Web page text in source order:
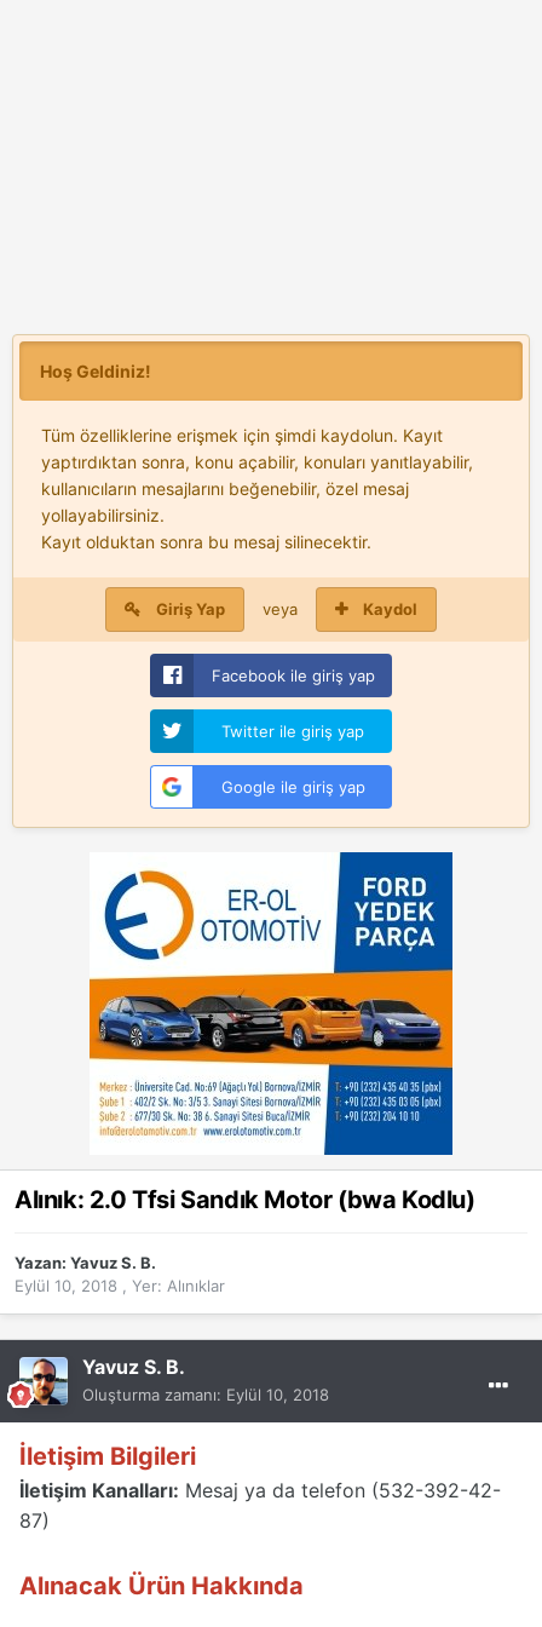
Hoş Geldiniz!
Tüm özelliklerine erişmek için şimdi kaydolun. Kayıt
yaptırdıktan sonra, konu açabilir, konuları yanıtlayabilir,
kullanıcıların mesajlarını beğenebilir, özel mesaj
yollayabilirsiniz.
Kayıt olduktan sonra bu mesaj silinecektir.
Giriş Yap veya Kaydol
Facebook ile giriş yap
Twitter ile giriş yap
Google ile giriş yap
Alınık: 2.0 Tfsi Sandık Motor (bwa Kodlu)
Yazan: Yavuz S. B.
Eylül 10, 2018 , Yer: Alınıklar
Yavuz S. B.
Oluşturma zamanı: Eylül 10, 2018
İletişim Bilgileri
İletişim Kanalları: Mesaj ya da telefon (532-392-42-
87)
Alınacak Ürün Hakkında